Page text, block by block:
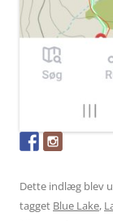
Dette indlæg blev
tagget Blue Lake,